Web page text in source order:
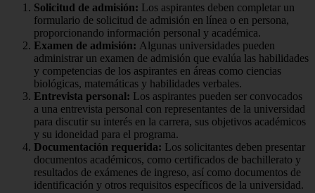
Solicitud de admisión: Los aspirantes deben completar un
formulario de solicitud de admisión en línea o en persona,
proporcionando información personal y académica.
Examen de admisión: Algunas universidades pueden
administrar un examen de admisión que evalúa las habilidades
y competencias de los aspirantes en áreas como ciencias
biológicas, matemáticas y habilidades verbales.
Entrevista personal: Los aspirantes pueden ser convocados
a una entrevista personal con representantes de la universidad
para discutir su interés en la carrera, sus objetivos académicos
y su idoneidad para el programa.
Documentación requerida: Los solicitantes deben presentar
documentos académicos, como certificados de bachillerato y
resultados de exámenes de ingreso, así como documentos de
identificación y otros requisitos específicos de la universidad.